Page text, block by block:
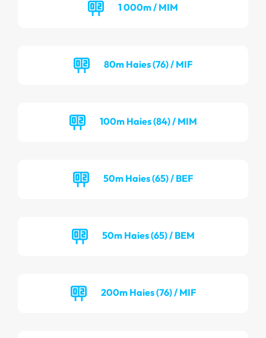
1 000m / MIM
80m Haies (76) / MIF
100m Haies (84) / MIM
50m Haies (65) / BEF
50m Haies (65) / BEM
200m Haies (76) / MIF